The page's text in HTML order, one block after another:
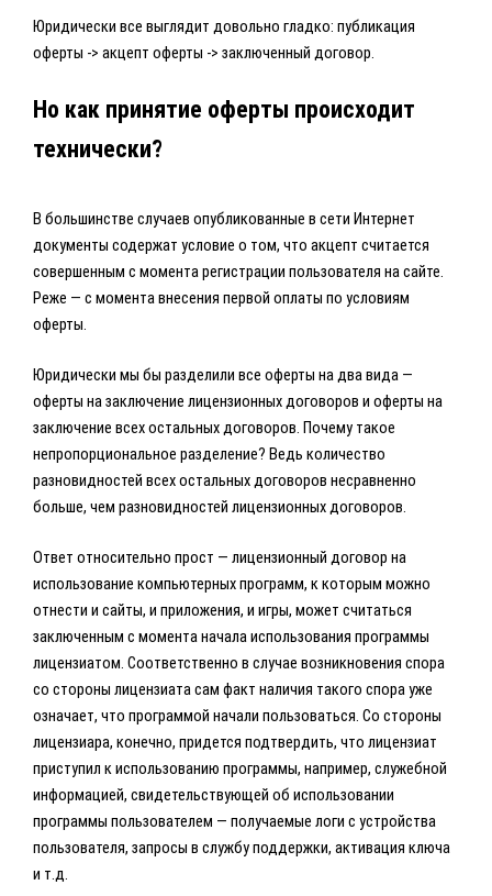
Юридически все выглядит довольно гладко: публикация
оферты -> акцепт оферты -> заключенный договор.
Но как принятие оферты происходит
технически?
В большинстве случаев опубликованные в сети Интернет
документы содержат условие о том, что акцепт считается
совершенным с момента регистрации пользователя на сайте.
Реже — с момента внесения первой оплаты по условиям
оферты.
Юридически мы бы разделили все оферты на два вида —
оферты на заключение лицензионных договоров и оферты на
заключение всех остальных договоров. Почему такое
непропорциональное разделение? Ведь количество
разновидностей всех остальных договоров несравненно
больше, чем разновидностей лицензионных договоров.
Ответ относительно прост — лицензионный договор на
использование компьютерных программ, к которым можно
отнести и сайты, и приложения, и игры, может считаться
заключенным с момента начала использования программы
лицензиатом. Соответственно в случае возникновения спора
со стороны лицензиата сам факт наличия такого спора уже
означает, что программой начали пользоваться. Со стороны
лицензиара, конечно, придется подтвердить, что лицензиат
приступил к использованию программы, например, служебной
информацией, свидетельствующей об использовании
программы пользователем — получаемые логи с устройства
пользователя, запросы в службу поддержки, активация ключа
и т.д.